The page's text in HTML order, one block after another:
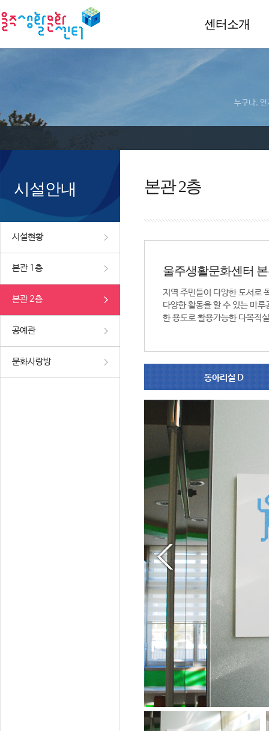
센터소개
누구나, 언
시설안내
시설현황
본관 1층
본관 2층
공예관
문화사랑방
본관 2층
울주생활문화센터
지역 주민들이 다양한 도서로
다양한 활동을 할 수 있는 마
한 용도로 활용가능한 다목적
동아리실 D